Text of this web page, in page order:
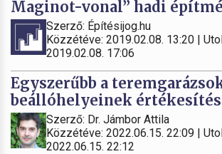
Maginot-vonal” hadi
Szerző: Építésijog.hu
Közzétéve: 2019.02.08. 13:20 |
2019.02.08. 17:06
Egyszerűbb a
beállóhelyeinek
Szerző: Dr. Jámbor Attila
Közzétéve: 2022.06.15. 22:09 |
2022.06.15. 22:12